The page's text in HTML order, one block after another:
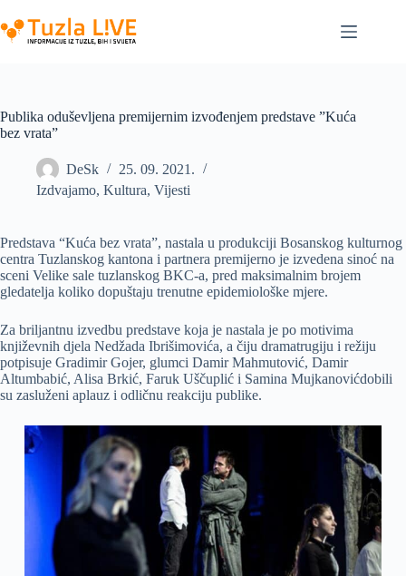
to
content
Publika oduševljena premijernim izvođenjem predstave ”Kuća
bez vrata”
DeSk
25. 09. 2021.
Izdvajamo, Kultura, Vijesti
Predstava “Kuća bez vrata”, nastala u produkciji Bosanskog kulturnog
centra Tuzlanskog kantona i partnera premijerno je izvedena sinoć na
sceni Velike sale tuzlanskog BKC-a, pred maksimalnim brojem
gledatelja koliko dopuštaju trenutne epidemiološke mjere.
Za briljantnu izvedbu predstave koja je nastala je po motivima
književnih djela Nedžada Ibrišimovića, a čiju dramatrugiju i režiju
potpisuje Gradimir Gojer, glumci Damir Mahmutović, Damir
Altumbabić, Alisa Brkić, Faruk Uščuplić i Samina Mujkanovićdobili
su zasluženi aplauz i odličnu reakciju publike.